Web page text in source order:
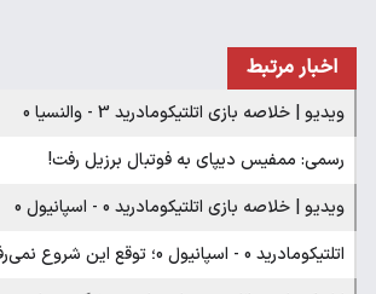
اخبار مرتبط
ویدیو | خلاصه بازی اتلتیکومادرید 3 - والنسیا 0
رسمی: ممفیس دیپای به فوتبال برزیل رفت!
ویدیو | خلاصه بازی اتلتیکومادرید 0 - اسپانیول 0
اتلتیکومادرید 0 - اسپانیول 0؛ توقع این شروع نمی‌رفت